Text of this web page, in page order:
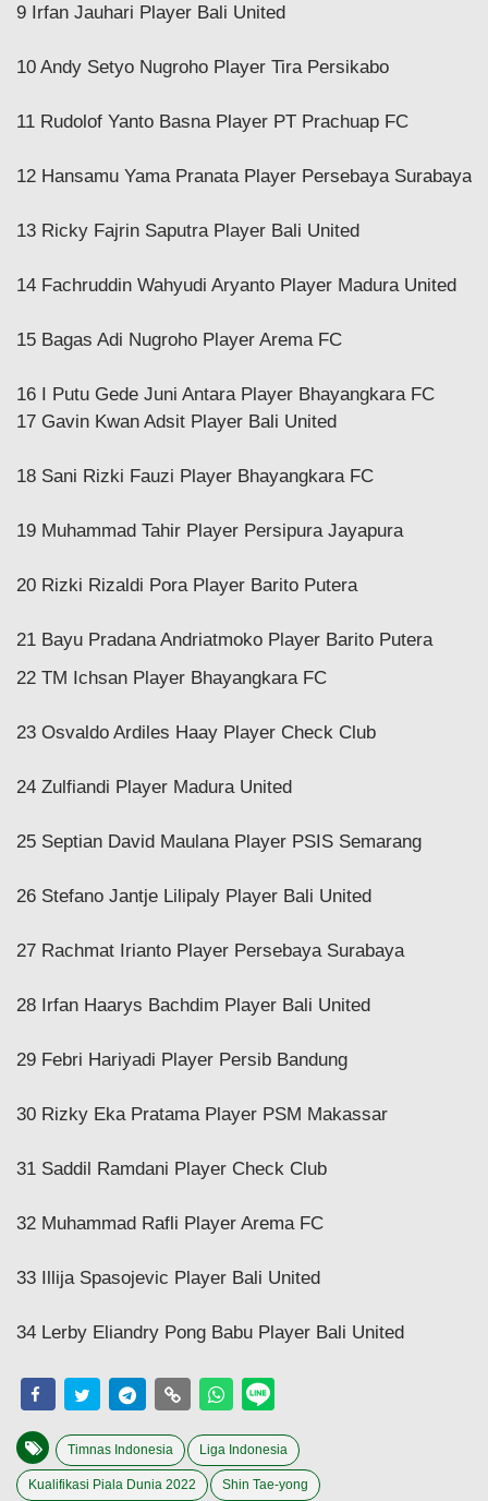
9 Irfan Jauhari Player Bali United
10 Andy Setyo Nugroho Player Tira Persikabo
11 Rudolof Yanto Basna Player PT Prachuap FC
12 Hansamu Yama Pranata Player Persebaya Surabaya
13 Ricky Fajrin Saputra Player Bali United
14 Fachruddin Wahyudi Aryanto Player Madura United
15 Bagas Adi Nugroho Player Arema FC
16 I Putu Gede Juni Antara Player Bhayangkara FC
17 Gavin Kwan Adsit Player Bali United
18 Sani Rizki Fauzi Player Bhayangkara FC
19 Muhammad Tahir Player Persipura Jayapura
20 Rizki Rizaldi Pora Player Barito Putera
21 Bayu Pradana Andriatmoko Player Barito Putera
22 TM Ichsan Player Bhayangkara FC
23 Osvaldo Ardiles Haay Player Check Club
24 Zulfiandi Player Madura United
25 Septian David Maulana Player PSIS Semarang
26 Stefano Jantje Lilipaly Player Bali United
27 Rachmat Irianto Player Persebaya Surabaya
28 Irfan Haarys Bachdim Player Bali United
29 Febri Hariyadi Player Persib Bandung
30 Rizky Eka Pratama Player PSM Makassar
31 Saddil Ramdani Player Check Club
32 Muhammad Rafli Player Arema FC
33 Illija Spasojevic Player Bali United
34 Lerby Eliandry Pong Babu Player Bali United
Timnas Indonesia Liga Indonesia
Kualifikasi Piala Dunia 2022 Shin Tae-yong